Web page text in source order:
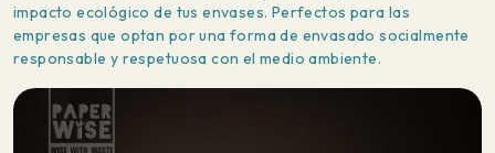
impacto ecológico de tus envases. Perfectos para las
empresas que optan por una forma de envasado socialmente
responsable y respetuosa con el medio ambiente.